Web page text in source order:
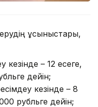
ұсыныстары,
кезінде – 12 есеге,
дейін;
кезінде – 8
рубльге дейін;